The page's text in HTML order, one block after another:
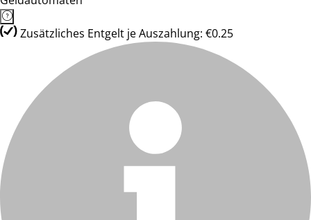
Zusätzliches Entgelt je Auszahlung: €0.25